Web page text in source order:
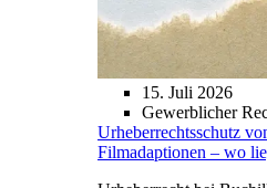
15. Juli 2026
Gewerblicher
Urheberrechtsschutz
Filmadaptionen – wo